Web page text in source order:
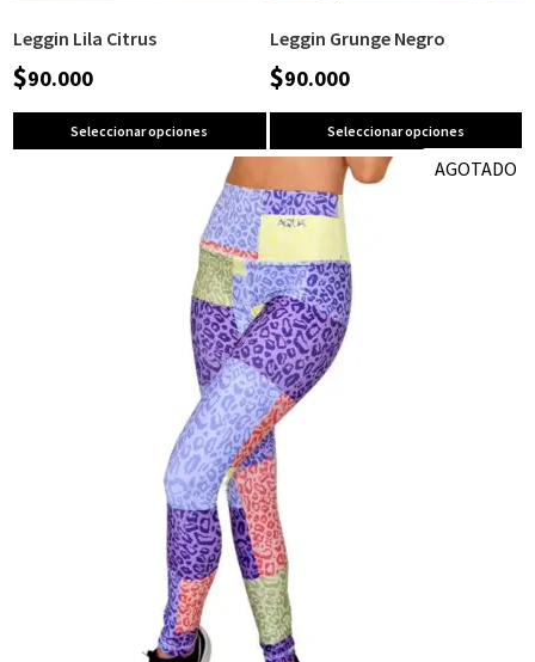
Leggin Lila Citrus
$90.000
Seleccionar opciones
Leggin Grunge Negro
$90.000
Seleccionar opciones
AGOTADO